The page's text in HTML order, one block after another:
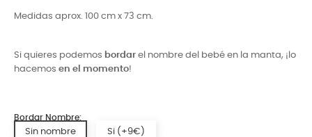
Medidas aprox. 100 cm x 73 cm.
Si quieres podemos bordar el nombre del bebé en la manta, ¡lo
hacemos en el momento!
Bordar Nombre:
Sin nombre Si (+9€)